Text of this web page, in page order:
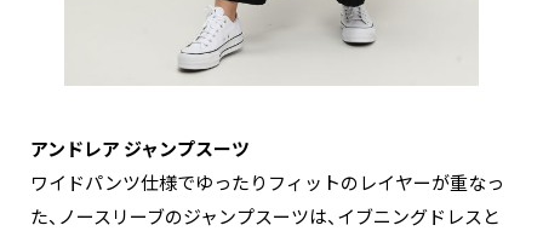
アンドレア ジャンプスーツ
ワイドパンツ仕様でゆったりフィットのレイヤーが重なっ
た、ノースリーブのジャンプスーツは、イブニングドレスと